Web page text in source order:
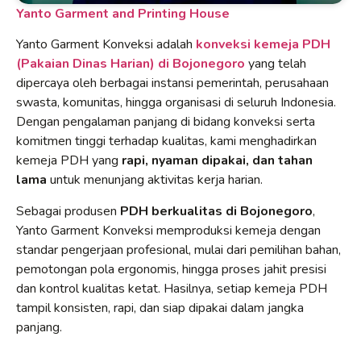
Yanto Garment and Printing House
Yanto Garment Konveksi adalah konveksi kemeja PDH
(Pakaian Dinas Harian) di Bojonegoro yang telah
dipercaya oleh berbagai instansi pemerintah, perusahaan
swasta, komunitas, hingga organisasi di seluruh Indonesia.
Dengan pengalaman panjang di bidang konveksi serta
komitmen tinggi terhadap kualitas, kami menghadirkan
kemeja PDH yang rapi, nyaman dipakai, dan tahan
lama untuk menunjang aktivitas kerja harian.
Sebagai produsen PDH berkualitas di Bojonegoro,
Yanto Garment Konveksi memproduksi kemeja dengan
standar pengerjaan profesional, mulai dari pemilihan bahan,
pemotongan pola ergonomis, hingga proses jahit presisi
dan kontrol kualitas ketat. Hasilnya, setiap kemeja PDH
tampil konsisten, rapi, dan siap dipakai dalam jangka
panjang.